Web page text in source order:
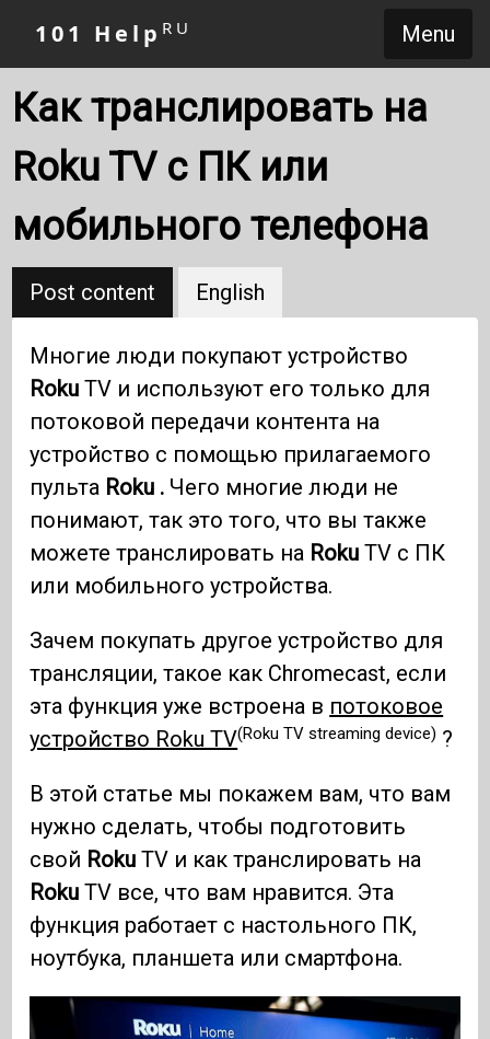
Menu
101 Help RU
Как транслировать на
Roku TV с ПК или
мобильного телефона
Post content English
Многие люди покупают устройство
Roku TV и используют его только для
потоковой передачи контента на
устройство с помощью прилагаемого
пульта Roku . Чего многие люди не
понимают, так это того, что вы также
можете транслировать на Roku TV с ПК
или мобильного устройства.
Зачем покупать другое устройство для
трансляции, такое как Chromecast, если
эта функция уже встроена в потоковое
устройство Roku TV(Roku TV streaming device) ?
В этой статье мы покажем вам, что вам
нужно сделать, чтобы подготовить
свой Roku TV и как транслировать на
Roku TV все, что вам нравится. Эта
функция работает с настольного ПК,
ноутбука, планшета или смартфона.